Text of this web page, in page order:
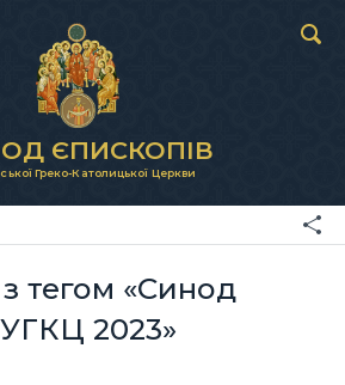
ЄПИСКОПІВ
Греко-Католицької Церкви
тегом «Синод
2023»